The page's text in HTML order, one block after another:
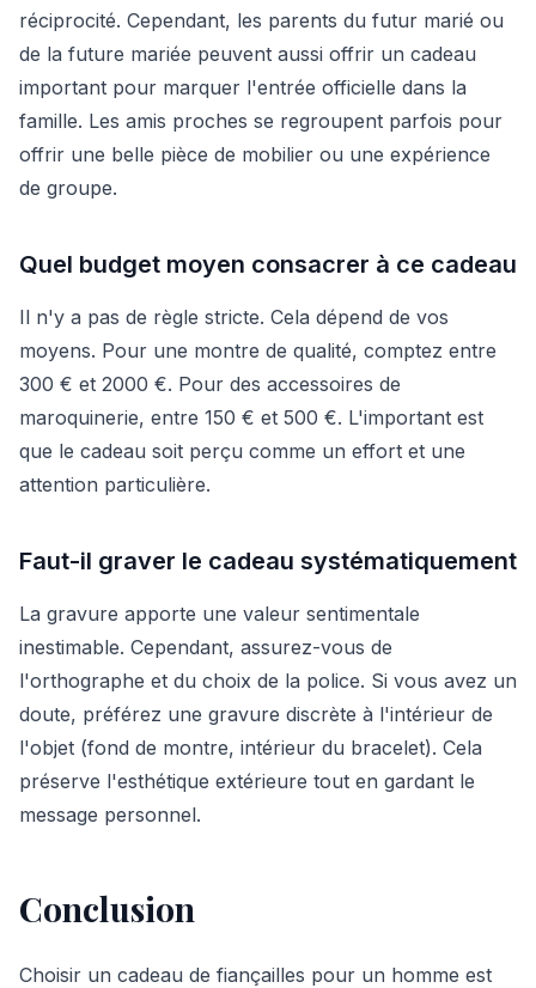
réciprocité. Cependant, les parents du futur marié ou
de la future mariée peuvent aussi offrir un cadeau
important pour marquer l'entrée officielle dans la
famille. Les amis proches se regroupent parfois pour
offrir une belle pièce de mobilier ou une expérience
de groupe.
Quel budget moyen consacrer à ce cadeau
Il n'y a pas de règle stricte. Cela dépend de vos
moyens. Pour une montre de qualité, comptez entre
300 € et 2000 €. Pour des accessoires de
maroquinerie, entre 150 € et 500 €. L'important est
que le cadeau soit perçu comme un effort et une
attention particulière.
Faut-il graver le cadeau systématiquement
La gravure apporte une valeur sentimentale
inestimable. Cependant, assurez-vous de
l'orthographe et du choix de la police. Si vous avez un
doute, préférez une gravure discrète à l'intérieur de
l'objet (fond de montre, intérieur du bracelet). Cela
préserve l'esthétique extérieure tout en gardant le
message personnel.
Conclusion
Choisir un cadeau de fiançailles pour un homme est